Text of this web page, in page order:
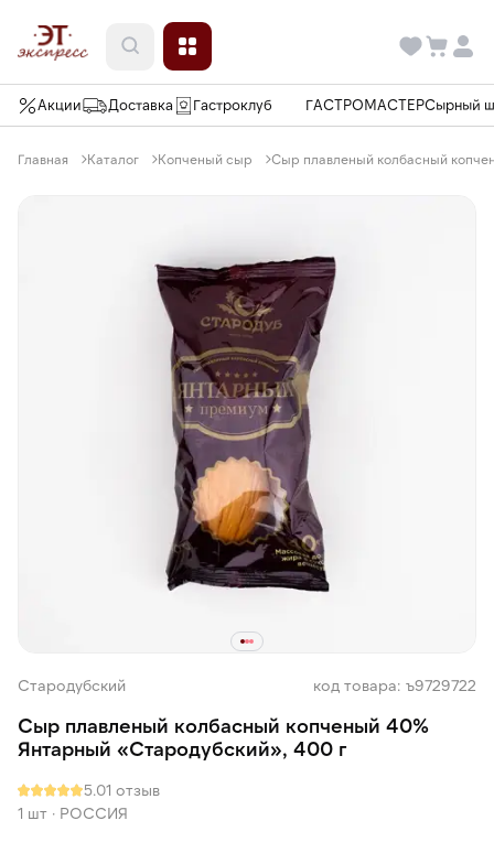
Акции Доставка Гастроклуб ГАСТРОМАСТЕРСырный
Главная Каталог Копченый сыр Сыр плавленый колбасный
Стародубский код товара: ъ9729722
Сыр плавленый колбасный копченый 40%
Янтарный «Стародубский», 400 г
5.01 отзыв
1 шт · РОССИЯ